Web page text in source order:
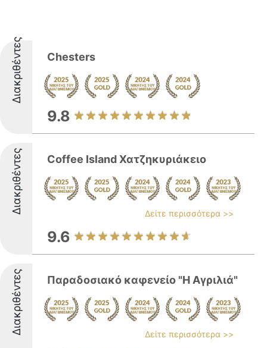
Διακριθέντες Chesters
9.8
Διακριθέντες Coffee Island Χατζηκυριάκειο
Δείτε περισσότερα >>
9.6
Διακριθέντες Παραδοσιακό καφενείο "Η Αγριλιά"
Δείτε περισσότερα >>